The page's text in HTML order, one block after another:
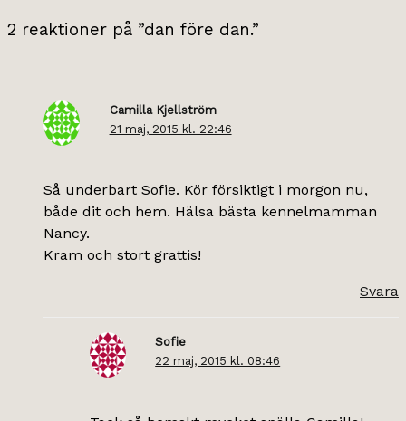
2 reaktioner på ”dan före dan.”
Camilla Kjellström
21 maj, 2015 kl. 22:46
Så underbart Sofie. Kör försiktigt i morgon nu,
både dit och hem. Hälsa bästa kennelmamman
Nancy.
Kram och stort grattis!
Svara
Sofie
22 maj, 2015 kl. 08:46